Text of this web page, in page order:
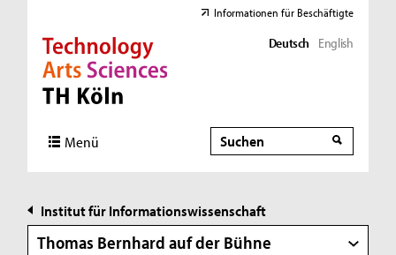
Direkt zur Hauptnavigation
Direkt zur Subnavigation
Direkt zum Inhalt
Direkt zum Fußbereich
Informationen für Beschäftigte
Deutsch English
Menü Suche
Suche
Institut für Informationswissenschaft
Thomas Bernhard auf der Bühne